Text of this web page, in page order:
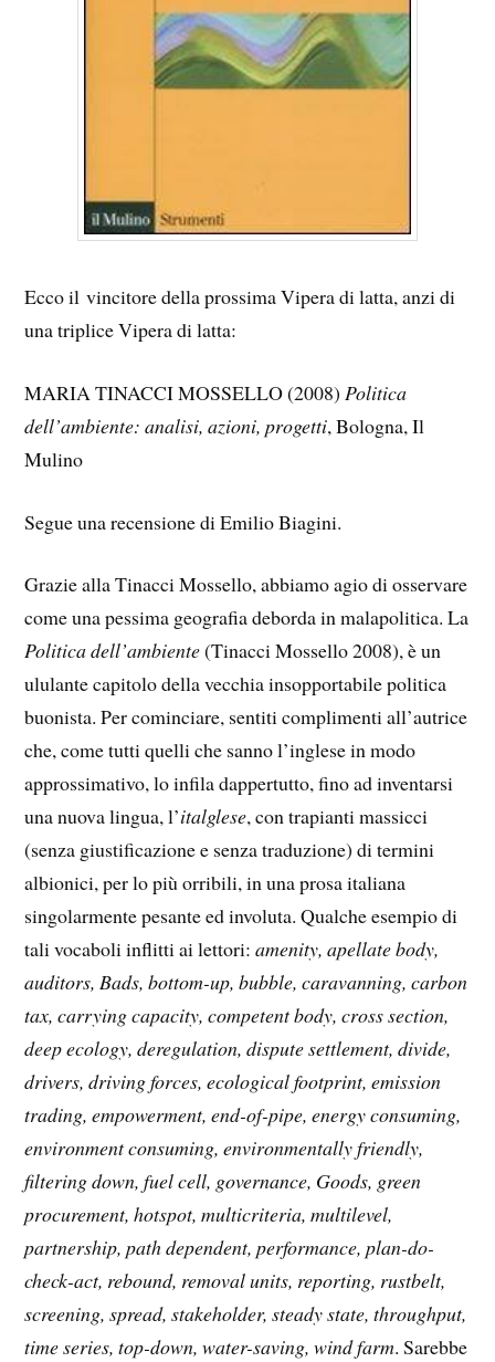
Ecco il vincitore della prossima Vipera di latta, anzi di
una triplice Vipera di latta:
MARIA TINACCI MOSSELLO (2008)Politica
dell’ambiente: analisi, azioni, progetti, Bologna, Il
Mulino
Segue una recensione di Emilio Biagini.
Grazie alla Tinacci Mossello, abbiamo agio di osservare
come una pessima geografia deborda in malapolitica. La
Politica dell’ambiente(Tinacci Mossello 2008), è un
ululante capitolo della vecchia insopportabile politica
buonista. Per cominciare, sentiti complimenti all’autrice
che, come tutti quelli che sanno l’inglese in modo
approssimativo, lo infila dappertutto, fino ad inventarsi
una nuova lingua, l’italglese, con trapianti massicci
(senza giustificazione e senza traduzione) di termini
albionici, per lo più orribili, in una prosa italiana
singolarmente pesante ed involuta. Qualche esempio di
tali vocaboli inflitti ai lettori:amenity, apellate body,
auditors, Bads, bottom-up, bubble, caravanning, carbon
tax, carrying capacity, competent body, cross section,
deep ecology, deregulation, dispute settlement, divide,
drivers, driving forces, ecological footprint, emission
trading, empowerment, end-of-pipe, energy consuming,
environment consuming, environmentally friendly,
filtering down, fuel cell, governance, Goods, green
procurement, hotspot, multicriteria, multilevel,
partnership, path dependent, performance, plan-do-
check-act, rebound, removal units, reporting, rustbelt,
screening, spread, stakeholder, steady state, throughput,
time series, top-down, water-saving, wind farm. Sarebbe